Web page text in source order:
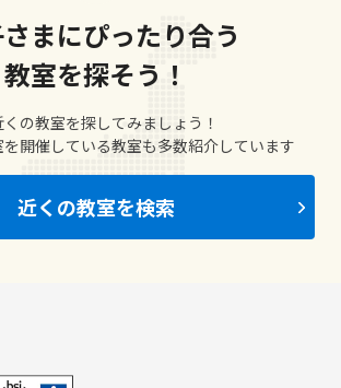
まにぴったり合う
教室を探そう！
くの教室を探してみましょう！
開催している教室も多数紹介しています
近くの教室を検索